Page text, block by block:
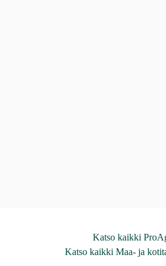
Katso kaikki
Katso kaikki Maa- ja